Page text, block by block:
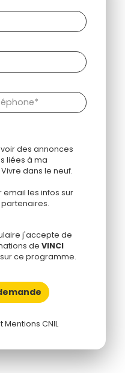
des annonces
liées à ma
dans le neuf.
les infos sur
j'accepte de
de VINCI
sur ce programme.
Mentions CNIL